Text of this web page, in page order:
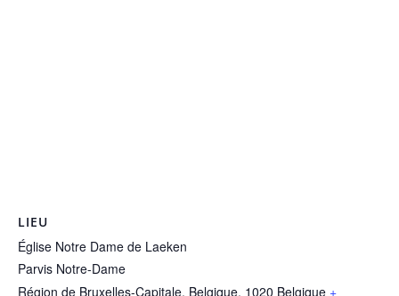
LIEU
Église Notre Dame de Laeken
Parvis Notre-Dame
Région de Bruxelles-Capitale, Belgique, 1020 Belgique +